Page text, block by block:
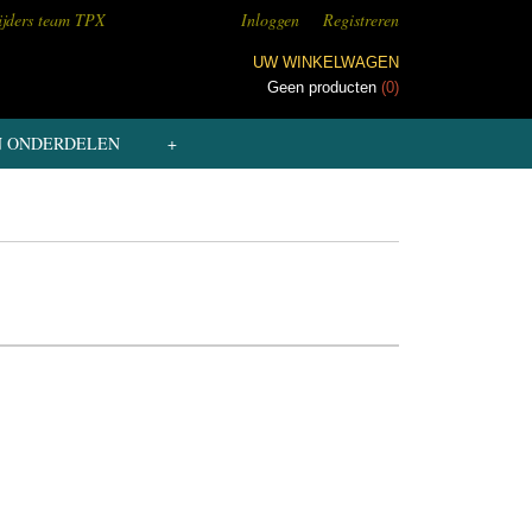
team TPX Inloggen Registreren
UW WINKELWAGEN
Geen producten (0)
ONDERDELEN +